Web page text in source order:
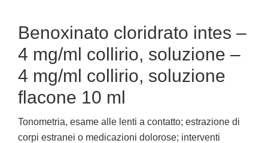
Benoxinato cloridrato intes –
4 mg/ml collirio, soluzione –
4 mg/ml collirio, soluzione
flacone 10 ml
Tonometria, esame alle lenti a contatto; estrazione di
corpi estranei o medicazioni dolorose; interventi